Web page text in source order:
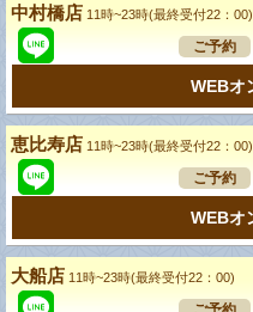
中村橋店 11時~23時(最終受付22：00)
ご予約
WEBオ
恵比寿店 11時~23時(最終受付22：00)
ご予約
WEBオ
大船店 11時~23時(最終受付22：00)